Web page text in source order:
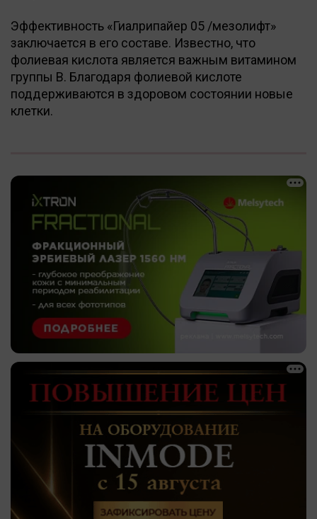
Эффективность «Гиалрипайер 05 /мезолифт»
заключается в его составе. Известно, что
фолиевая кислота является важным витамином
группы В. Благодаря фолиевой кислоте
поддерживаются в здоровом состоянии новые
клетки.